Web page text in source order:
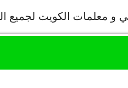
و معلمات الكويت لجميع